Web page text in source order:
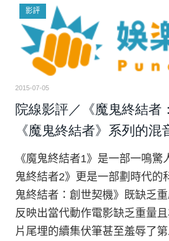
影評
2015-07-05
院線影評／《魔鬼終結者
《魔鬼終結者》系列的混
《魔鬼終結者1》是一部一鳴驚
鬼終結者2》更是一部劃時代的
鬼終結者：創世契機》既缺乏
反映出當代動作電影缺乏重量
片尾埋的續集伏筆甚至羞辱了